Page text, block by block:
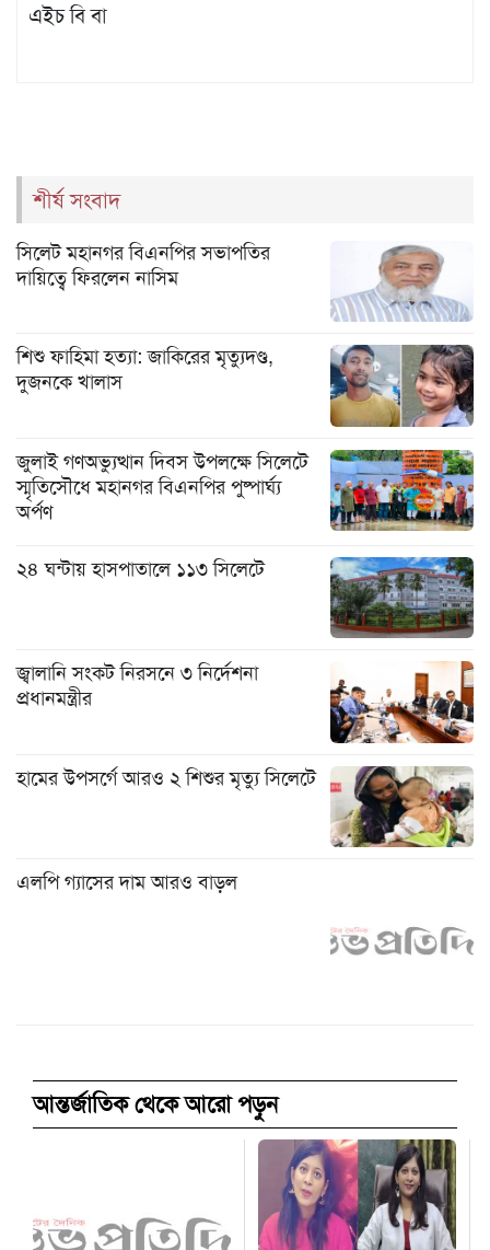
এইচ বি বা
শীর্ষ সংবাদ
সিলেট মহানগর বিএনপির সভাপতির
দায়িত্বে ফিরলেন নাসিম
শিশু ফাহিমা হত্যা: জাকিরের মৃত্যুদণ্ড,
দুজনকে খালাস
জুলাই গণঅভ্যুত্থান দিবস উপলক্ষে সিলেটে
স্মৃতিসৌধে মহানগর বিএনপির পুষ্পার্ঘ্য
অর্পণ
২৪ ঘন্টায় হাসপাতালে ১১৩ সিলেটে
জ্বালানি সংকট নিরসনে ৩ নির্দেশনা
প্রধানমন্ত্রীর
হামের উপসর্গে আরও ২ শিশুর মৃত্যু সিলেটে
এলপি গ্যাসের দাম আরও বাড়ল
আন্তর্জাতিক থেকে আরো পড়ুন